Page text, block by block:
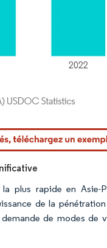
sous CC BY 4.0.
plus rapide en Asie-
de la
de modes de